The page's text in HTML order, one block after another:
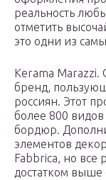
реальность
отметить
это одни из
Kerama
бренд,
россиян. Этот
более 800
бордюр.
элементов
Fabbrica, но все
достатком выше